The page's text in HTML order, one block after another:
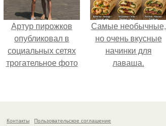
Артур пирожков
опубликовал в
социальных сетях
трогательное фото
сделанное во
Самые необычные,
но очень вкусные
начинки для
лаваша.
Контакты Пользовательское соглашение